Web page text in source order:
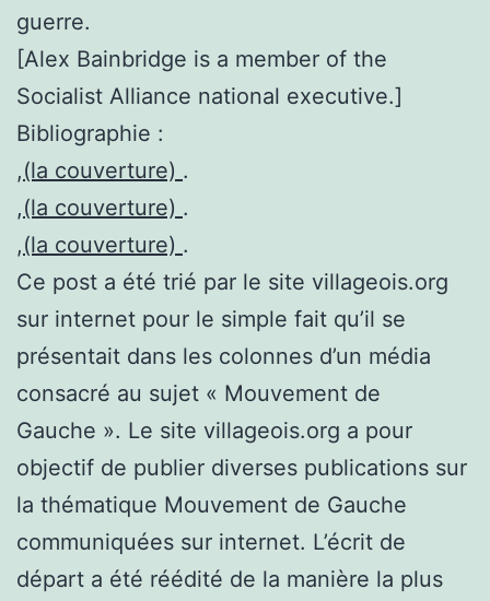
guerre.
[Alex Bainbridge is a member of the
Socialist Alliance national executive.]
Bibliographie :
,(la couverture) .
,(la couverture) .
,(la couverture) .
Ce post a été trié par le site villageois.org
sur internet pour le simple fait qu’il se
présentait dans les colonnes d’un média
consacré au sujet « Mouvement de
Gauche ». Le site villageois.org a pour
objectif de publier diverses publications sur
la thématique Mouvement de Gauche
communiquées sur internet. L’écrit de
départ a été réédité de la manière la plus